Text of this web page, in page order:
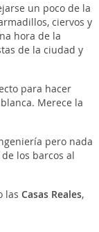
un poco de la
ciervos y
hora de la
de la ciudad y
para hacer
Merece la
pero nada
los barcos al
las Casas Reales,